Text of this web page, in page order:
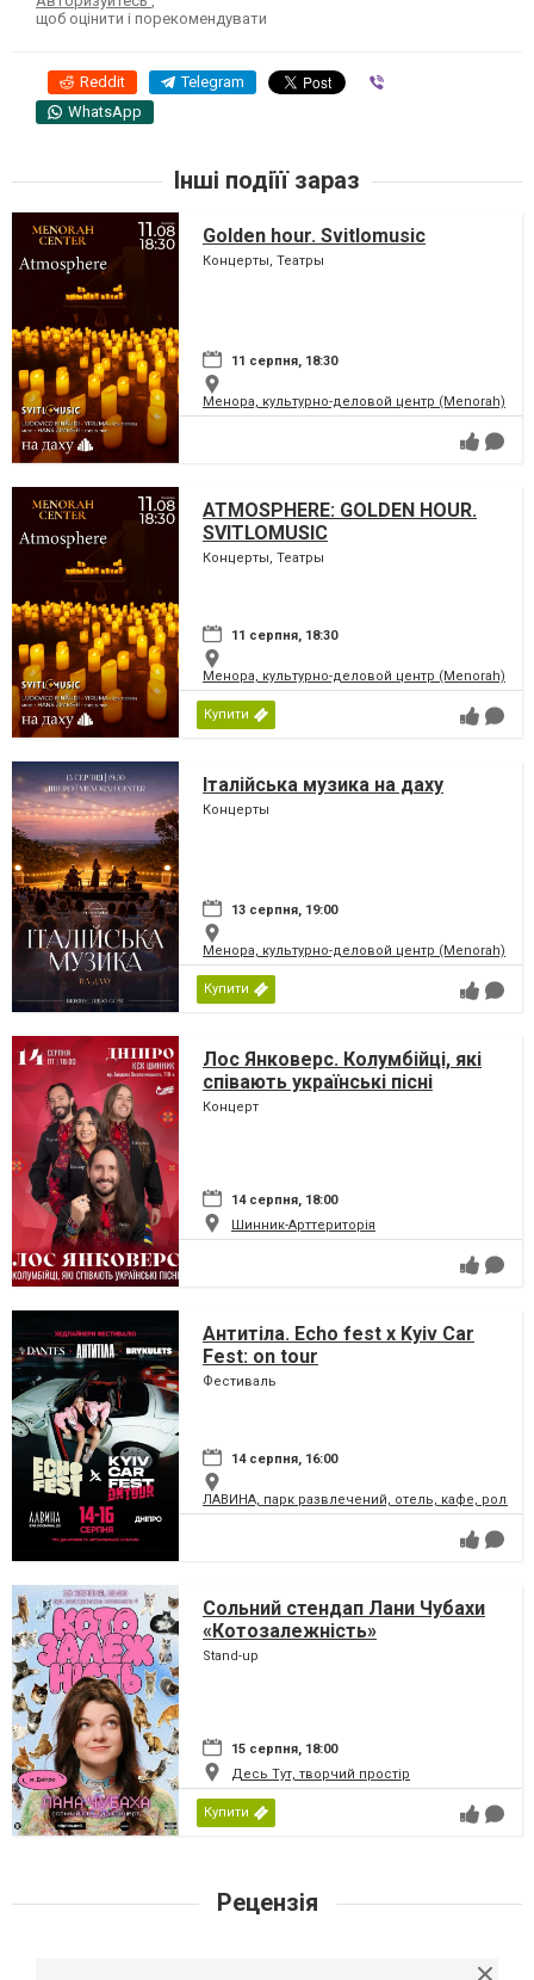
щоб оцінити і порекомендувати
Reddit Telegram
WhatsApp
Інші подіїї зараз
Golden hour. Svitlomusic
Концерты, Театры
11 серпня, 18:30
Менора, культурно-деловой центр (Menorah)
ATMOSPHERE: GOLDEN HOUR.
SVITLOMUSIC
Концерты, Театры
11 серпня, 18:30
Менора, культурно-деловой центр (Menorah)
Купити
Італійська музика на даху
Концерты
13 серпня, 19:00
Менора, культурно-деловой центр (Menorah)
Купити
Лос Янковерс. Колумбійці, які
співають українські пісні
Концерт
14 серпня, 18:00
Шинник-Арттериторія
Антитіла. Echo fest х Kyiv Car
Fest: on tour
Фестиваль
14 серпня, 16:00
ЛАВИНА, парк развлечений, отель, кафе,
Сольний стендап Лани Чубахи
«Котозалежність»
Stand-up
15 серпня, 18:00
Десь Тут, творчий простір
Купити
Рецензія